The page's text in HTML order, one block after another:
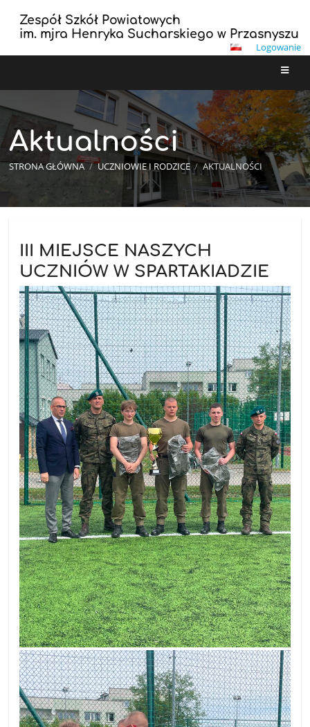
Zespół Szkół Powiatowych
im. mjra Henryka Sucharskiego w Przasnyszu
Logowanie
Aktualności
STRONA GŁÓWNA / UCZNIOWIE I RODZICE / AKTUALNOŚCI
III MIEJSCE NASZYCH
UCZNIÓW W SPARTAKIADZIE